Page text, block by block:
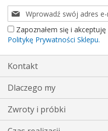
Subskrybuj
nasz
newsletter:
Zapoznałem się i akceptuję
Politykę Prywatności Sklepu.
Kontakt
Dlaczego my
Zwroty i próbki